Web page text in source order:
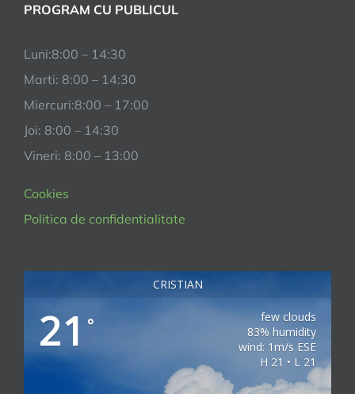
PROGRAM CU PUBLICUL
Luni:8:00 – 14:30
Marti: 8:00 – 14:30
Miercuri:8:00 – 17:00
Joi: 8:00 – 14:30
Vineri: 8:00 – 13:00
Cookies
Politica de confidentialitate
CRISTIAN
21 °
few clouds
83% humidity
wind: 1m/s ESE
H 21 • L 21